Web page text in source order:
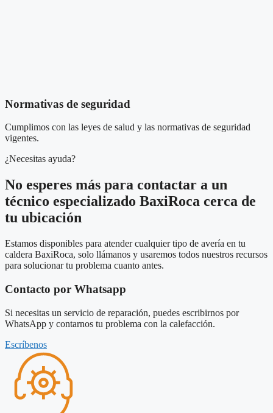
Normativas de seguridad
Cumplimos con las leyes de salud y las normativas de seguridad
vigentes.
¿Necesitas ayuda?
No esperes más para contactar a un
técnico especializado BaxiRoca cerca de
tu ubicación
Estamos disponibles para atender cualquier tipo de avería en tu
caldera BaxiRoca, solo llámanos y usaremos todos nuestros recursos
para solucionar tu problema cuanto antes.
Contacto por Whatsapp
Si necesitas un servicio de reparación, puedes escribirnos por
WhatsApp y contarnos tu problema con la calefacción.
Escríbenos